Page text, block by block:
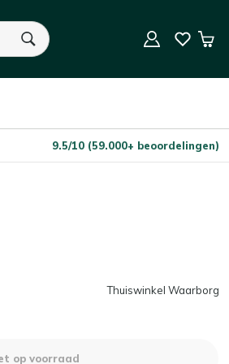
in uw winkelwagen.
9.5/10 (59.000+ beoordelingen)
Thuiswinkel Waarborg
Niet op voorraad
op voorraad